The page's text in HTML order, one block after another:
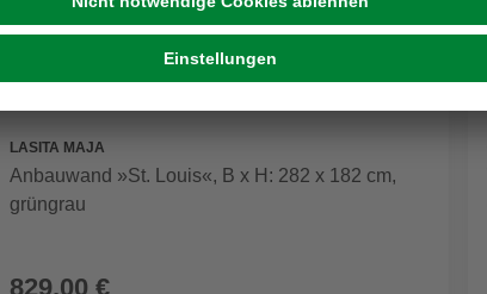
LASITA MAJA
Anbauwand »St. Louis«, B x H: 282 x 182 cm,
grüngrau
829,00 €